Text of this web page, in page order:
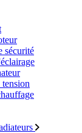
sécurité